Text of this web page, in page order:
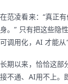
在范凌看来：“真正
身。” 只有把这些隐
可调用化，AI 才能从
长期以来，恰恰这部
接不通、AI用不上。